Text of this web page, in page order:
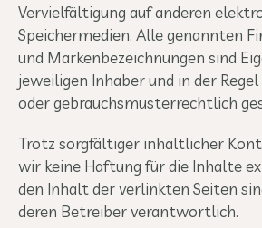
Vervielfältigung auf anderen
Speichermedien. Alle genannten
und Markenbezeichnungen sind
jeweiligen Inhaber und in der
oder gebrauchsmusterrechtlich
Trotz sorgfältiger inhaltlicher
wir keine Haftung für die Inhalte
den Inhalt der verlinkten Seiten
deren Betreiber verantwortlich.